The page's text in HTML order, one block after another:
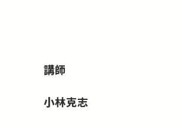
講師
小林克志